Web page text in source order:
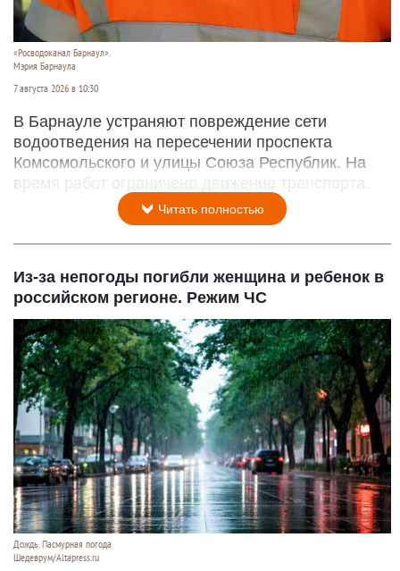
«Росводоканал Барнаул».
Мэрия Барнаула
7 августа 2026 в 10:30
В Барнауле устраняют повреждение сети
водоотведения на пересечении проспекта
Комсомольского и улицы Союза Республик. На
время работ ограничено движение транспорта.
Читать полностью
Из-за непогоды погибли женщина и ребенок в
российском регионе. Режим ЧС
Дождь. Пасмурная погода
Шедеврум/Altapress.ru